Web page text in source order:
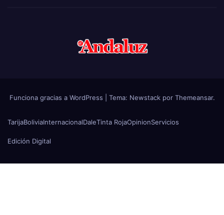
Funciona gracias a WordPress Tema: Newstackpor Themeansar.
TarijaBoliviaInternacionalDaleTinta RojaOpinionServicios
Edición Digital